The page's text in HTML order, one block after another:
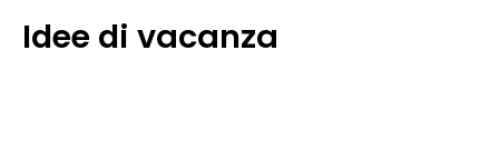
Idee di vacanza